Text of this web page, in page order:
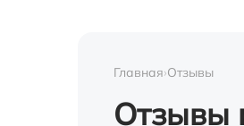
Главная›Отзывы
Отзывы